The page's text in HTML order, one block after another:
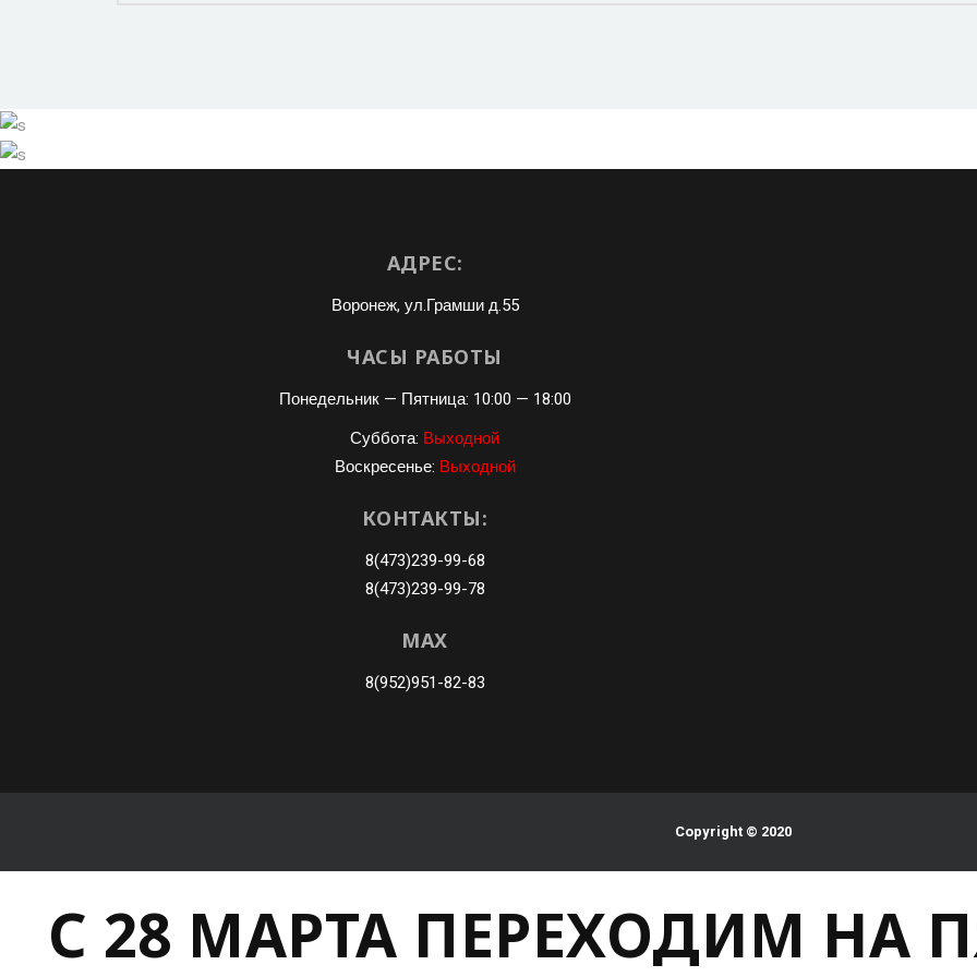
РЕМОНТ ПОДВЕСКИ
РЕМОНТ ЭЛЕКТРОПРОВОДКИ
АДРЕС:
Воронеж, ул.Грамши д.55
ЧАСЫ РАБОТЫ
Понедельник — Пятница: 10:00 — 18:00
Суббота: Выходной
Воскресенье: Выходной
КОНТАКТЫ:
8(473)239-99-68
8(473)239-99-78
MAX
8(952)951-82-83
Copyright © 2020
С 28 МАРТА ПЕРЕХОДИМ НА